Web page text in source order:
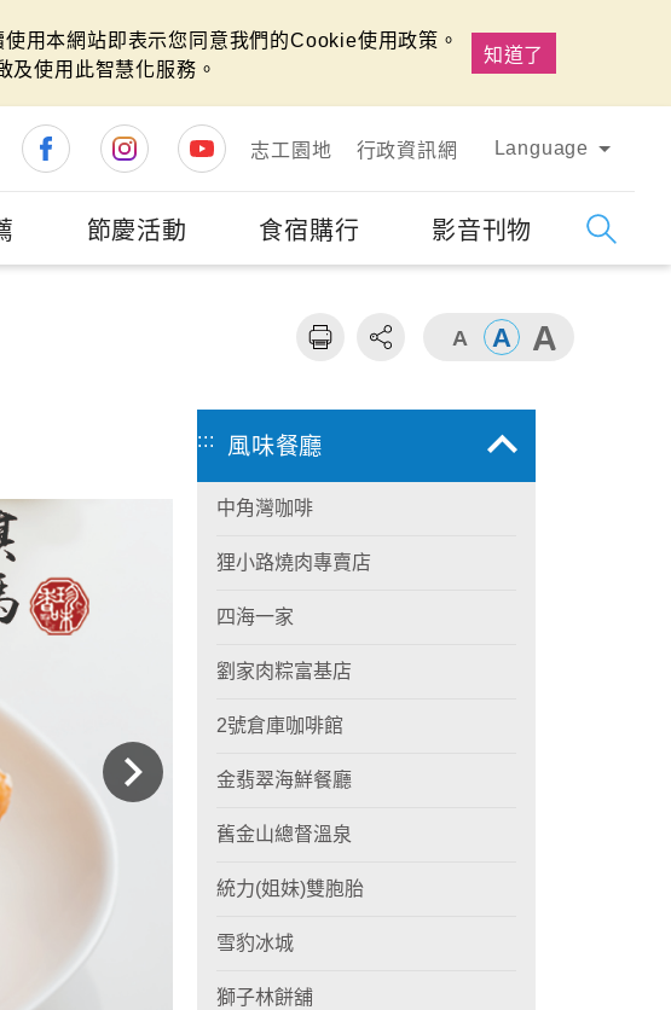
用本網站即表示您同意我們的Cookie使用政策。
及使用此智慧化服務。
知道了
志工園地
行政資訊網 Language
節慶活動 食宿購行 影音刊物
::: 風味餐廳
中角灣咖啡
狸小路燒肉專賣店
四海一家
劉家肉粽富基店
2號倉庫咖啡館
金翡翠海鮮餐廳
舊金山總督溫泉
統力(姐妹)雙胞胎
雪豹冰城
獅子林餅舖